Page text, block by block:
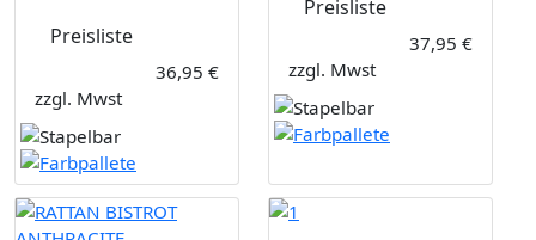
Preisliste
36,95 €
zzgl. Mwst
Preisliste
37,95 €
zzgl. Mwst